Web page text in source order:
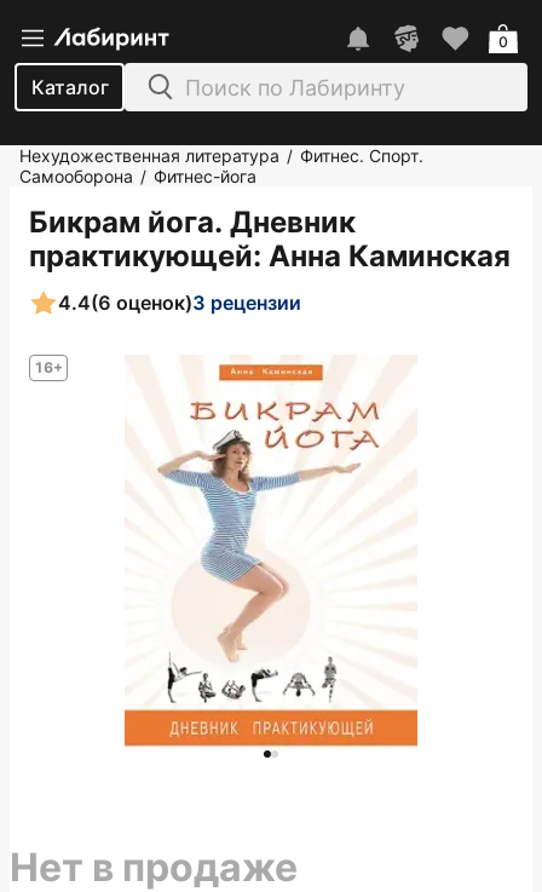
Каталог
0
Нехудожественная литература / Фитнес. Спорт.
Самооборона / Фитнес-йога
Бикрам йога. Дневник
практикующей: Анна Каминская
16+
4.4(6 оценок)3 рецензии
Нет в продаже